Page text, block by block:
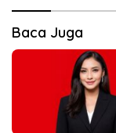
Baca Juga